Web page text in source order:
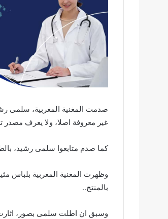
صدمت المغنية المغربية، سلمى
غير معروفة اصلا، ولا يعرف مصدر
كما صدم متابعوا سلمى رشيد،
وظهرت المغنية المغربية بلباس
بالمنتج..
وسبق ان اطلت سلمى بصور، اثارت